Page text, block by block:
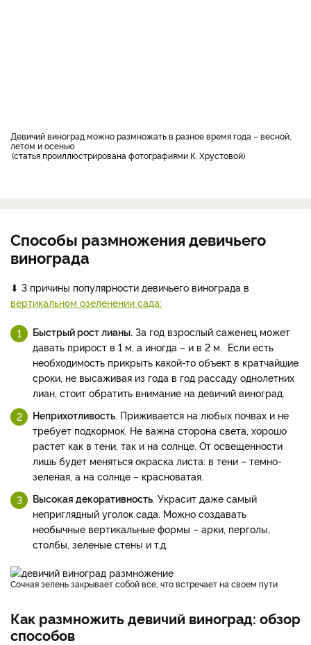
Девичий виноград можно размножать в разное время года – весной,
летом и осенью
статья проиллюстрирована фотографиями К. Хрустовой
Способы размножения девичьего
винограда
⬇ 3 причины популярности девичьего винограда в
вертикальном озеленении сада:
Быстрый рост лианы. За год взрослый саженец может
давать прирост в 1 м, а иногда – и в 2 м. Если есть
необходимость прикрыть какой-то объект в кратчайшие
сроки, не высаживая из года в год рассаду однолетних
лиан, стоит обратить внимание на девичий виноград.
Неприхотливость . Приживается на любых почвах и не
требует подкормок. Не важна сторона света, хорошо
растет как в тени, так и на солнце. От освещенности
лишь будет меняться окраска листа: в тени – темно-
зеленая, а на солнце – красноватая.
Высокая декоративность . Украсит даже самый
неприглядный уголок сада. Можно создавать
необычные вертикальные формы – арки, перголы,
столбы, зеленые стены и т.д.
Сочная зелень закрывает собой все, что встречает на своем пути
Как размножить девичий виноград: обзор
способов